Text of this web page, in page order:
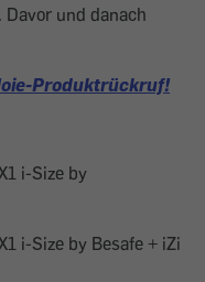
und danach
Produktrückruf!
i-Size by
i-Size by Besafe + iZi